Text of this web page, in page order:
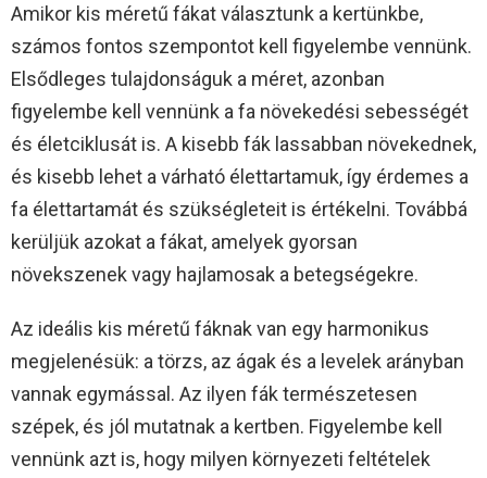
Amikor kis méretű fákat választunk a kertünkbe,
számos fontos szempontot kell figyelembe vennünk.
Elsődleges tulajdonságuk a méret, azonban
figyelembe kell vennünk a fa növekedési sebességét
és életciklusát is. A kisebb fák lassabban növekednek,
és kisebb lehet a várható élettartamuk, így érdemes a
fa élettartamát és szükségleteit is értékelni. Továbbá
kerüljük azokat a fákat, amelyek gyorsan
növekszenek vagy hajlamosak a betegségekre.
Az ideális kis méretű fáknak van egy harmonikus
megjelenésük: a törzs, az ágak és a levelek arányban
vannak egymással. Az ilyen fák természetesen
szépek, és jól mutatnak a kertben. Figyelembe kell
vennünk azt is, hogy milyen környezeti feltételek